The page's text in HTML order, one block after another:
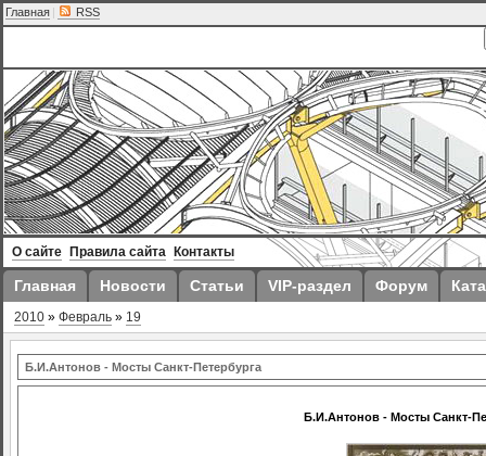
Главная | RSS
О сайте Правила сайта Контакты
Главная Новости Статьи VIP-раздел Форум
2010 » Февраль » 19
Б.И.Антонов - Мосты Санкт-Петербурга
Б.И.Антонов - Мосты Санкт-